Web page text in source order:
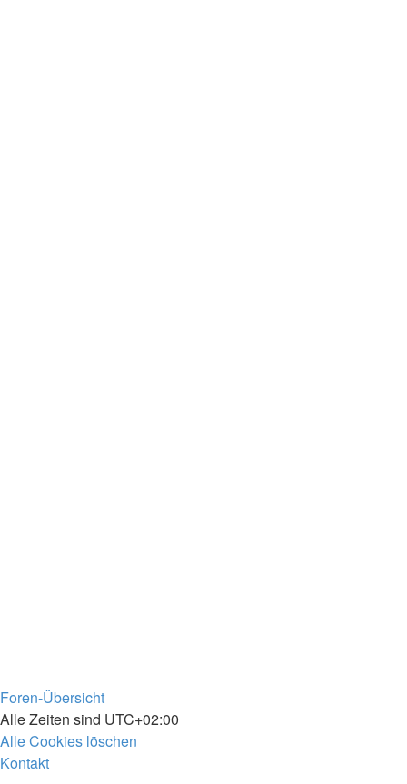
Foren-Übersicht
Alle Zeiten sind UTC+02:00
Alle Cookies löschen
Kontakt